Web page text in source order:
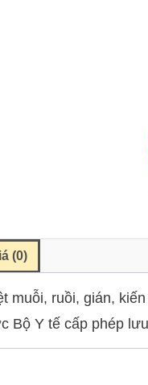
(0)
muỗi, ruồi, gián,
Bộ Y tế cấp phép